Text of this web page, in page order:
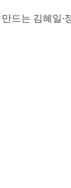
드는 김혜일·